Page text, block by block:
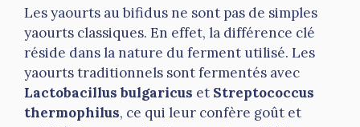
Les yaourts au bifidus ne sont pas de simples
yaourts classiques. En effet, la différence clé
réside dans la nature du ferment utilisé. Les
yaourts traditionnels sont fermentés avec
Lactobacillus bulgaricus et Streptococcus
thermophilus, ce qui leur confère goût et